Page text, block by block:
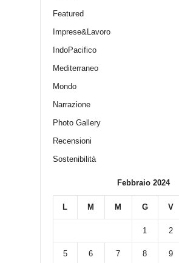
Featured
Imprese&Lavoro
IndoPacifico
Mediterraneo
Mondo
Narrazione
Photo Gallery
Recensioni
Sostenibilità
Febbraio 2024
L M M G V
1 2
5 6 7 8 9